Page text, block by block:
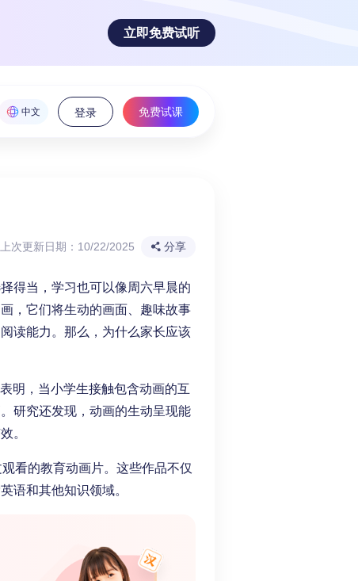
立即免费试听
力！
中文 登录 免费试课
上次更新日期：10/22/2025 分享
得当，学习也可以像周六早晨的
，它们将生动的画面、趣味故事
读能力。那么，为什么家长应该
明，当小学生接触包含动画的互
研究还发现，动画的生动呈现能
。
看的教育动画片。这些作品不仅
语和其他知识领域。